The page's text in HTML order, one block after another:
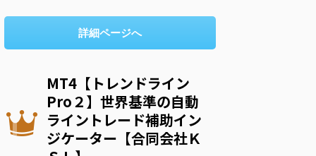
詳細ページへ
MT4【トレンドライン
Pro２】世界基準の自動
ライントレード補助イン
ジケーター【合同会社Ｋ